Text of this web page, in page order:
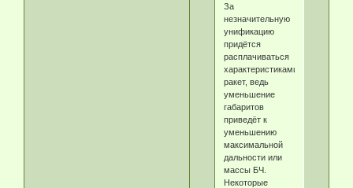
За
незначительную
унификацию
придётся
расплачиваться
характеристиками
ракет, ведь
уменьшение
габаритов
приведёт к
уменьшению
максимальной
дальности или
массы БЧ.
Некоторые